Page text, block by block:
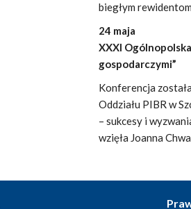
biegłym
24 maja
XXXI
gospodarczymi”
Konferencja
Oddziału PIBR w
– sukcesy i
wzięła Joanna